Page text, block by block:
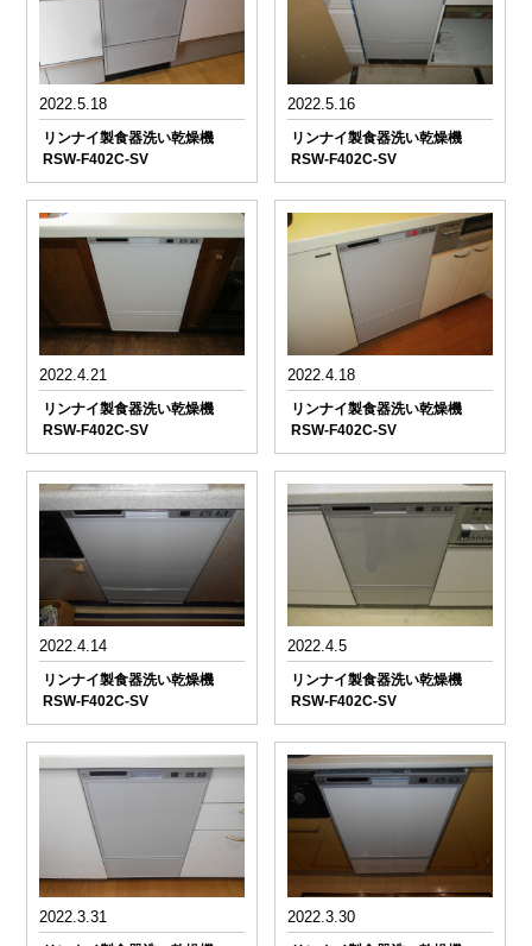
2022.5.18
リンナイ製食器洗い乾燥機
RSW-F402C-SV
2022.5.16
リンナイ製食器洗い乾燥機
RSW-F402C-SV
2022.4.21
リンナイ製食器洗い乾燥機
RSW-F402C-SV
2022.4.18
リンナイ製食器洗い乾燥機
RSW-F402C-SV
2022.4.14
リンナイ製食器洗い乾燥機
RSW-F402C-SV
2022.4.5
リンナイ製食器洗い乾燥機
RSW-F402C-SV
2022.3.31 2022.3.30